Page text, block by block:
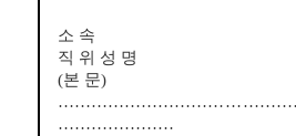
소 속
직 위 성 명
(본 문)
………………………………
…………………